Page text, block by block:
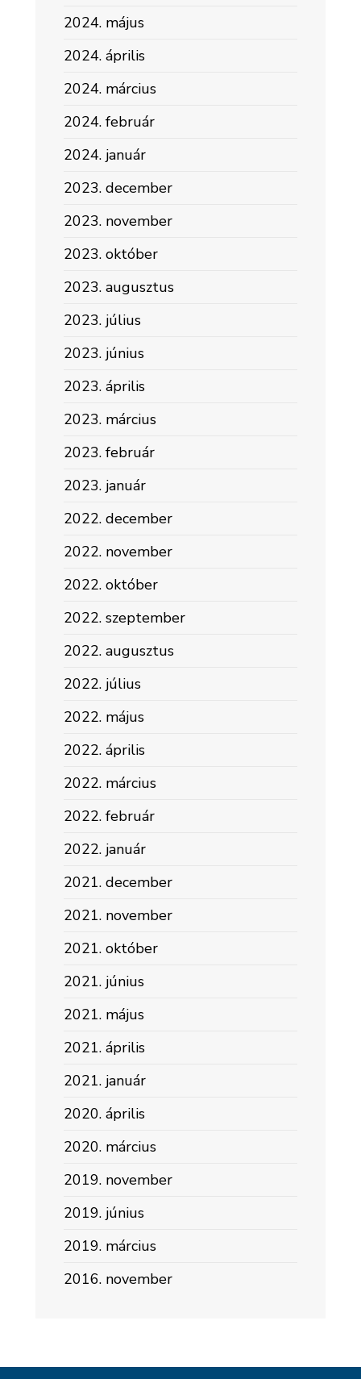
2024. május
2024. április
2024. március
2024. február
2024. január
2023. december
2023. november
2023. október
2023. augusztus
2023. július
2023. június
2023. április
2023. március
2023. február
2023. január
2022. december
2022. november
2022. október
2022. szeptember
2022. augusztus
2022. július
2022. május
2022. április
2022. március
2022. február
2022. január
2021. december
2021. november
2021. október
2021. június
2021. május
2021. április
2021. január
2020. április
2020. március
2019. november
2019. június
2019. március
2016. november